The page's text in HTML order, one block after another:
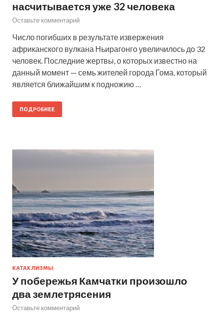
насчитывается уже 32 человека
Оставьте комментарий
Число погибших в результате извержения
африканского вулкана Ньирагонго увеличилось до 32
человек. Последние жертвы, о которых известно на
данный момент — семь жителей города Гома, который
является ближайшим к подножию …
ПОДРОБНЕЕ
КАТАКЛИЗМЫ
У побережья Камчатки произошло
два землетрясения
Оставьте комментарий